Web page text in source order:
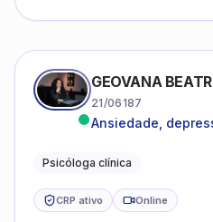
GEOVANA
21/06187
Ansiedade,
Psicóloga clínica
CRP ativo Online